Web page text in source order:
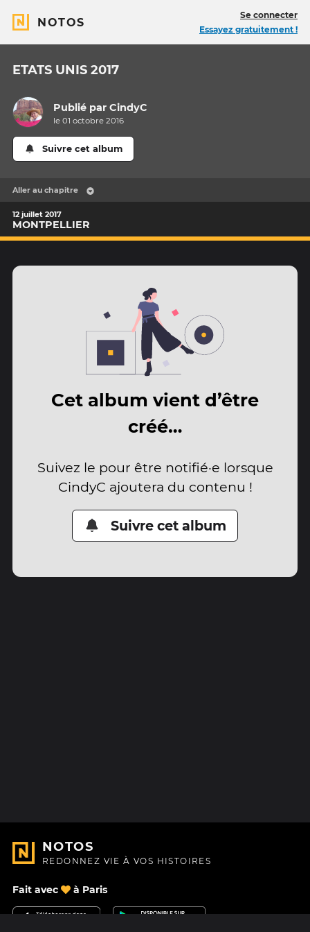
NOTOS
Se connecter
Essayez gratuitement !
ETATS UNIS 2017
Publié parCindyC
le 01 octobre 2016
Suivre cet album
Aller au chapitre
12 juillet 2017
MONTPELLIER
Cet album vient d’être
créé…
Suivez le pour être notifié·e lorsque
CindyC ajoutera du contenu !
Suivre cet album
NOTOS
REDONNEZ VIE À VOS HISTOIRES
Fait avec à Paris